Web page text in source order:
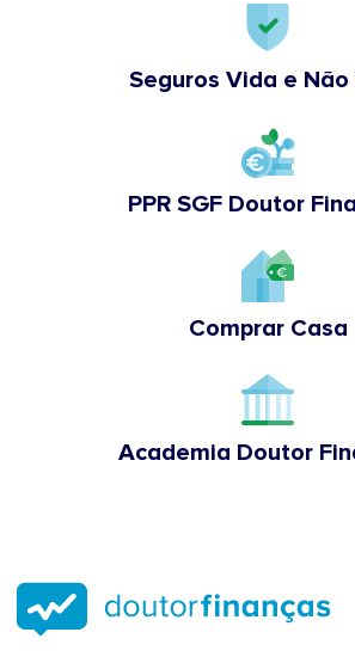
Seguros Vida e
PPR SGF Doutor
Comprar Casa
Academia Doutor